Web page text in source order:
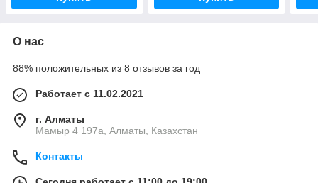
О нас
88% положительных из 8 отзывов за год
Работает с 11.02.2021
г. Алматы
Мамыр 4 197а, Алматы, Казахстан
Контакты